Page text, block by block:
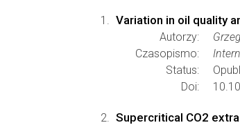
Variation in oil quality
Autorzy:
Czasopismo:
Status:
Doi:
Supercritical CO2